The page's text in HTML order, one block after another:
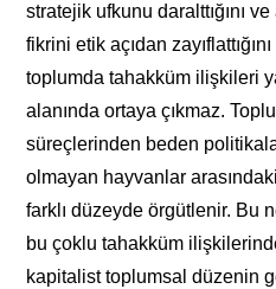
stratejik ufkunu daralttığını
fikrini etik açıdan
toplumda tahakküm ilişkileri
alanında ortaya çıkmaz.
süreçlerinden beden
olmayan hayvanlar
farklı düzeyde örgütlenir. Bu
bu çoklu tahakküm
kapitalist toplumsal düzenin